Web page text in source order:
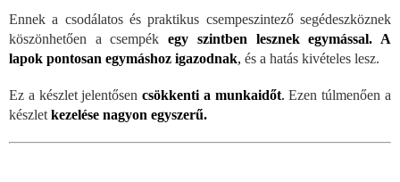
Ennek a csodálatos és praktikus csempeszintező segédeszköznek
köszönhetően a csempékegy szintben lesznek egymással. A
lapok pontosan egymáshoz igazodnak, és a hatás kivételes lesz.
Ez a készlet jelentősencsökkenti a munkaidőt. Ezen túlmenően a
készlet kezelése nagyon egyszerű.